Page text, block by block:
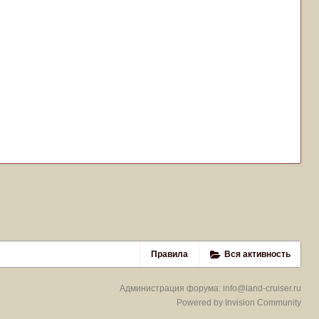
Правила Вся активность
Администрация форума: info@land-cruiser.ru
Powered by Invision Community